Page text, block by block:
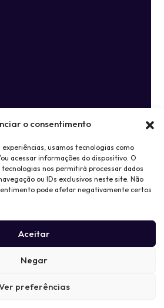
o consentimento
usamos tecnologias como
acessar informações do dispositivo. O
nos permitirá processar dados
ou IDs exclusivos neste site. Não
pode afetar negativamente certos
Aceitar
Negar
preferências